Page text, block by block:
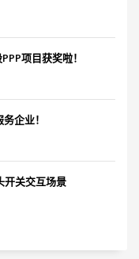
项目获奖啦！
企业！
关交互场景